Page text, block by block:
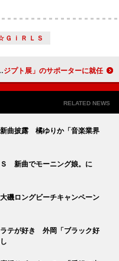
ＧｉＲＬＳ
堺雅人「俳優としても通じるものがある」 「古代エジプト展」のサポーターに就任
RELATED NEWS
曲披露 橘ゆりか「音楽業界
新曲でモーニング娘。に
磯ロングビーチキャンペーン
テが好き 外岡「ブラック好